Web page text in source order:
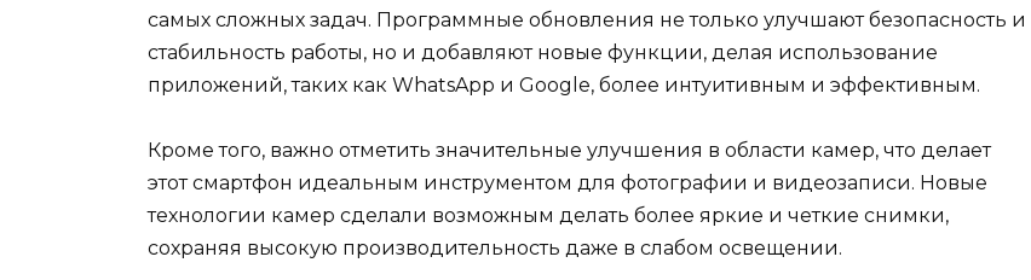
самых сложных задач. Программные обновления не только улучшают безопасность и
стабильность работы, но и добавляют новые функции, делая использование
приложений, таких как WhatsApp и Google, более интуитивным и эффективным.
Кроме того, важно отметить значительные улучшения в области камер, что делает
этот смартфон идеальным инструментом для фотографии и видеозаписи. Новые
технологии камер сделали возможным делать более яркие и четкие снимки,
сохраняя высокую производительность даже в слабом освещении.